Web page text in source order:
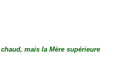
mais la Mère supérieure